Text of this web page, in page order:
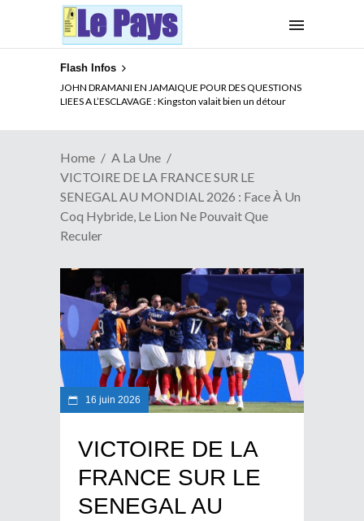
Flash Infos
ELECTION DE TALON A LA TETE DU SENAT BENINOIS :
Quand Patrice quitte le pouvoir sans partir !
Home
A La Une
VICTOIRE DE LA FRANCE SUR LE
SENEGAL AU MONDIAL 2026 : Face À Un
Coq Hybride, Le Lion Ne Pouvait Que
Reculer
16 juin 2026
VICTOIRE DE LA
FRANCE SUR LE
SENEGAL AU